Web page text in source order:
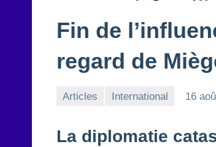
Fin de
regard de
Articles International 16
La diplomatie